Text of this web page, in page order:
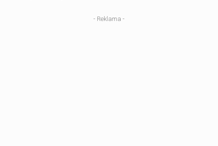
- Reklama -